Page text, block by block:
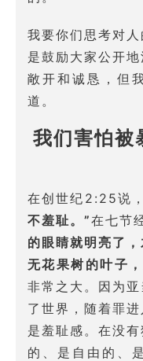
我要你们思考对
是鼓励大家公开
敞开和诚恳，但
道。
我们害怕被
在创世纪2:25说，
不羞耻。”在七节
的眼睛就明亮了
无花果树的叶子
非常之大。因为
了世界，随着罪
是羞耻感。在没
的、是自由的、